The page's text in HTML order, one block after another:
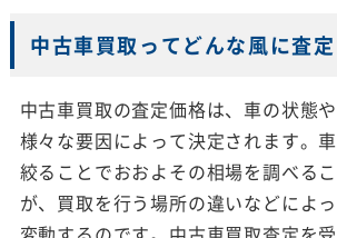
中古車買取ってどんな風に査
中古車買取の査定価格は、車の状態
様々な要因によって決定されます。
絞ることでおおよその相場を調べる
が、買取を行う場所の違いなどによ